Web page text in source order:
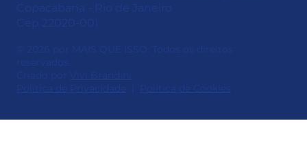
Copacabana - Rio de Janeiro
Cep 22020-001
© 2026 por MAIS QUE ISSO. Todos os direitos
reservados.
Criado por
Vivi Brandini
Política de Privacidade
Política de Cookies